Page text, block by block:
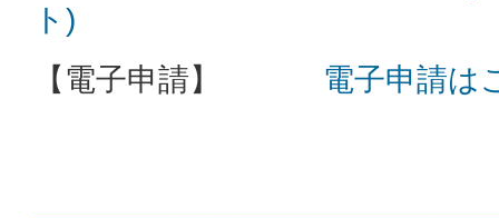
ト)
【電子申請】 電子申請は